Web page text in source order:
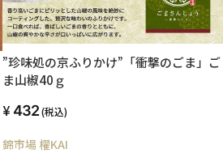
”珍味処の京ふりかけ”「衝撃のごま」ご
ま山椒40ｇ
432(税込)
錦市場 櫂KAI